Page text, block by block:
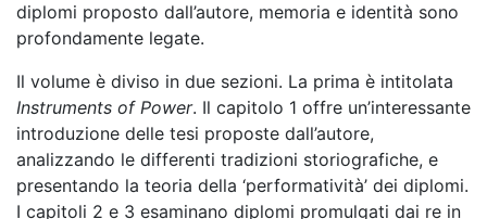
diplomi proposto dall’autore, memoria e identità sono
profondamente legate.
Il volume è diviso in due sezioni. La prima è intitolata
Instruments of Power. Il capitolo 1 offre un’interessante
introduzione delle tesi proposte dall’autore,
analizzando le differenti tradizioni storiografiche, e
presentando la teoria della ‘performatività’ dei diplomi.
I capitoli 2 e 3 esaminano diplomi promulgati dai re in